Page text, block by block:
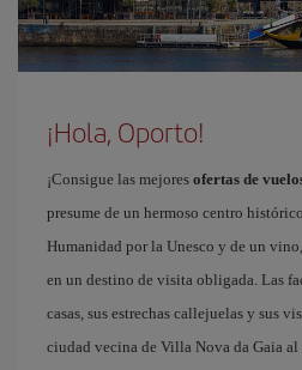
¡Hola, Oporto!
¡Consigue las mejores ofertas de
presume de un hermoso centro
Humanidad por la Unesco y de un
en un destino de visita obligada. Las
casas, sus estrechas callejuelas y sus
ciudad vecina de Villa Nova da Gaia